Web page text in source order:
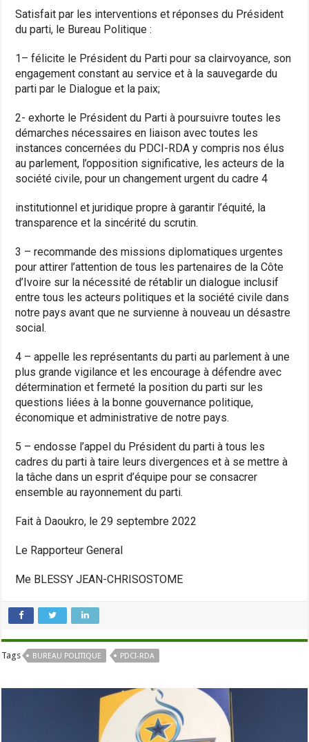
Satisfait par les interventions et réponses du Président
du parti, le Bureau Politique :
1– félicite le Président du Parti pour sa clairvoyance, son
engagement constant au service et à la sauvegarde du
parti par le Dialogue et la paix;
2- exhorte le Président du Parti à poursuivre toutes les
démarches nécessaires en liaison avec toutes les
instances concernées du PDCI-RDA y compris nos élus
au parlement, l’opposition significative, les acteurs de la
société civile, pour un changement urgent du cadre 4
institutionnel et juridique propre à garantir l’équité, la
transparence et la sincérité du scrutin.
3 – recommande des missions diplomatiques urgentes
pour attirer l’attention de tous les partenaires de la Côte
d’Ivoire sur la nécessité de rétablir un dialogue inclusif
entre tous les acteurs politiques et la société civile dans
notre pays avant que ne survienne à nouveau un désastre
social.
4 – appelle les représentants du parti au parlement à une
plus grande vigilance et les encourage à défendre avec
détermination et fermeté la position du parti sur les
questions liées à la bonne gouvernance politique,
économique et administrative de notre pays.
5 – endosse l’appel du Président du parti à tous les
cadres du parti à taire leurs divergences et à se mettre à
la tâche dans un esprit d’équipe pour se consacrer
ensemble au rayonnement du parti.
Fait à Daoukro, le 29 septembre 2022
Le Rapporteur General
Me BLESSY JEAN-CHRISOSTOME
Tags BUREAU POLITIQUE PDCI-RDA